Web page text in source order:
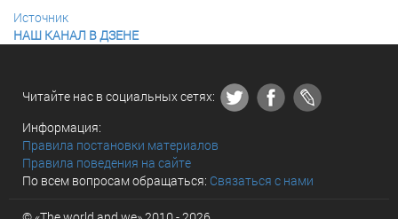
Источник
НАШ КАНАЛ В ДЗЕНЕ
Читайте нас в социальных сетях:
Информация:
Правила постановки материалов
Правила поведения на сайте
По всем вопросам обращаться: Связаться с нами